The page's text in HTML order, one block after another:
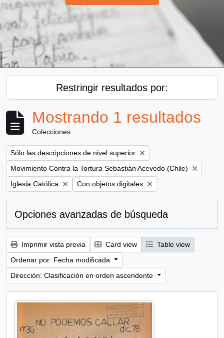
Restringir resultados por:
Mostrando 1 resultados
Colecciones
Remove filter:
Sólo las descripciones de nivel superior
Remove filter:
Movimiento Contra la Tortura Sebastián Acevedo (Chile)
Remove filter:
Iglesia Católica Remove filter:
Con objetos digitales
Opciones avanzadas de búsqueda
Imprimir vista previa Card view
Table view
Ordenar por: Fecha modificada
Dirección: Clasificación en orden ascendente